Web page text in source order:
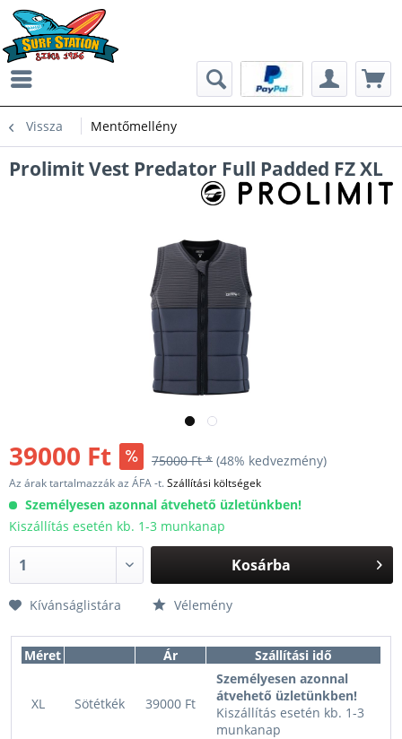
Vissza Mentőmellény
Prolimit Vest Predator Full Padded FZ XL
39000 Ft 75000 Ft * (48% kedvezmény)
Az árak tartalmazzák az ÁFA -t.Szállítási költségek
Személyesen azonnal átvehető üzletünkben!
Kiszállítás esetén kb. 1-3 munkanap
Kosárba
Kívánságlistára Vélemény
Méret Ár Szállítási idő
XL Sötétkék 39000 Ft
Személyesen azonnal
átvehető üzletünkben!
Kiszállítás esetén kb. 1-3
munkanap